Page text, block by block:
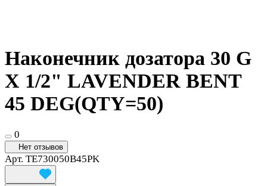
Наконечник дозатора 30 G
X 1/2" LAVENDER BENT
45 DEG(QTY=50)
0
Нет отзывов
Арт. TE730050B45PK